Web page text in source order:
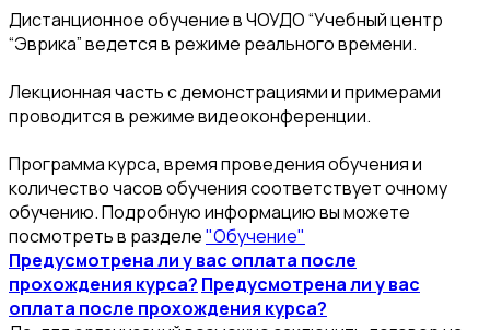
Дистанционное обучение в ЧОУДО “Учебный центр
“Эврика” ведется в режиме реального времени.
Лекционная часть с демонстрациями и примерами
проводится в режиме видеоконференции.
Программа курса, время проведения обучения и
количество часов обучения соответствует очному
обучению. Подробную информацию вы можете
посмотреть в разделе"Обучение"
Предусмотрена ли у вас оплата после
прохождения курса? Предусмотрена ли у вас
оплата после прохождения курса?